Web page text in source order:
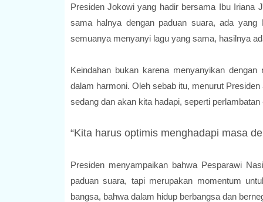
Presiden Jokowi yang hadir bersama Ibu Iriana
sama halnya dengan paduan suara, ada yang
semuanya menyanyi lagu yang sama, hasilnya
Keindahan bukan karena menyanyikan
dalam harmoni. Oleh sebab itu, menurut
sedang dan akan kita hadapi, seperti
“Kita harus optimis menghadapi masa
Presiden menyampaikan bahwa Pesparawi
paduan suara, tapi merupakan momentum
bangsa, bahwa dalam hidup berbangsa dan